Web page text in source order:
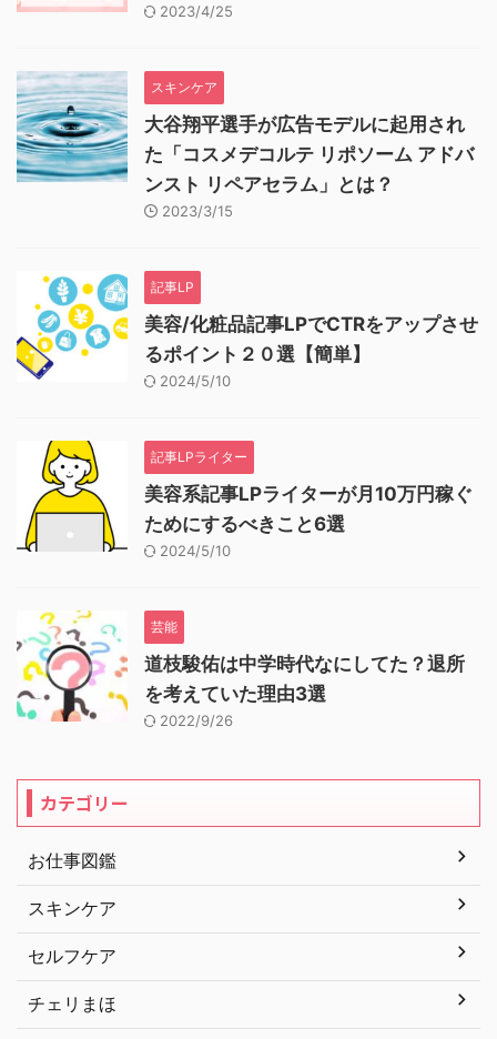
2023/4/25
スキンケア
大谷翔平選手が広告モデルに起用され
た「コスメデコルテ リポソーム アドバ
ンスト リペアセラム」とは？
2023/3/15
記事LP
美容/化粧品記事LPでCTRをアップさせ
るポイント２０選【簡単】
2024/5/10
記事LPライター
美容系記事LPライターが月10万円稼ぐ
ためにするべきこと6選
2024/5/10
芸能
道枝駿佑は中学時代なにしてた？退所
を考えていた理由3選
2022/9/26
カテゴリー
お仕事図鑑
スキンケア
セルフケア
チェリまほ